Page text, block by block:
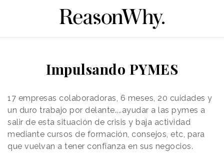
Impulsando PYMES
17 empresas colaboradoras, 6 meses, 20 cuidades y
un duro trabajo por delante....ayudar a las pymes a
salir de esta situación de crisis y baja actividad
mediante cursos de formación, consejos, etc, para
que vuelvan a tener confianza en sus negocios.